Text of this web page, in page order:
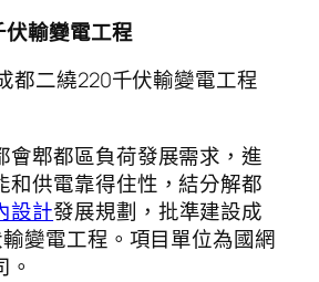
輸變電工程
都二繞220千伏輸變電工程
會郫都區負荷發展需求，進
和供電靠得住性，結分解都
設計發展規劃，批準建設成
變電工程。項目單位為國網